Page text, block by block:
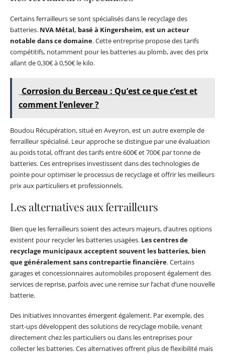
Certains ferrailleurs se sont spécialisés dans le recyclage des
batteries. NVA Métal, basé à Kingersheim, est un acteur
notable dans ce domaine. Cette entreprise propose des tarifs
compétitifs, notamment pour les batteries au plomb, avec des prix
allant de 0,30€ à 0,50€ le kilo.
Corrosion du Berceau : Qu’est ce que c’est et
comment l’enlever ?
Boudou Récupération, situé en Aveyron, est un autre exemple de
ferrailleur spécialisé. Leur approche se distingue par une évaluation
au poids total, offrant des tarifs entre 600€ et 700€ par tonne de
batteries. Ces entreprises investissent dans des technologies de
pointe pour optimiser le processus de recyclage et offrir les meilleurs
prix aux particuliers et professionnels.
Les alternatives aux ferrailleurs
Bien que les ferrailleurs soient des acteurs majeurs, d’autres options
existent pour recycler les batteries usagées. Les centres de
recyclage municipaux acceptent souvent les batteries, bien
que généralement sans contrepartie financière. Certains
garages et concessionnaires automobiles proposent également des
services de reprise, parfois avec une remise sur l’achat d’une nouvelle
batterie.
Des initiatives innovantes émergent également. Par exemple, des
start-ups développent des solutions de recyclage mobile, venant
directement chez les particuliers ou dans les entreprises pour
collecter les batteries. Ces alternatives offrent plus de flexibilité mais